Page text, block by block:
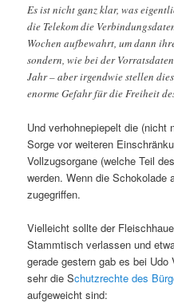
Es ist nicht ganz klar, was
die Telekom die
Wochen aufbewahrt, um dann
sondern, wie bei der
Jahr – aber irgendwie stellen
enorme Gefahr für die Freiheit
Und verhohnepiepelt die (nicht
Sorge vor weiteren
Vollzugsorgane (welche Teil
werden. Wenn die Schokolade
zugegriffen.
Vielleicht sollte der
Stammtisch verlassen und
gerade gestern gab es bei
sehr die Schutzrechte des
aufgeweicht sind: